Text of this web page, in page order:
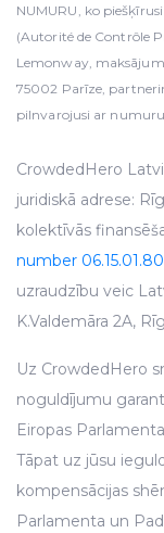
NUMURU, ko
(Autorité de Contrôle
Lemonway,
75002 Parīze,
pilnvarojusi ar numuru
CrowdedHero
juridiskā adrese:
kolektīvās
number
uzraudzību veic
K.Valdemāra 2A,
Uz CrowdedHero
noguldījumu
Eiropas
Tāpat uz jūsu
kompensācijas
Parlamenta un